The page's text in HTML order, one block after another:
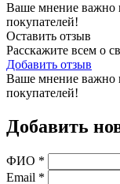
Ваше мнение важно
покупателей!
Оставить отзыв
Расскажите всем о
Добавить отзыв
Ваше мнение важно
покупателей!
Добавить
ФИО *
Email *